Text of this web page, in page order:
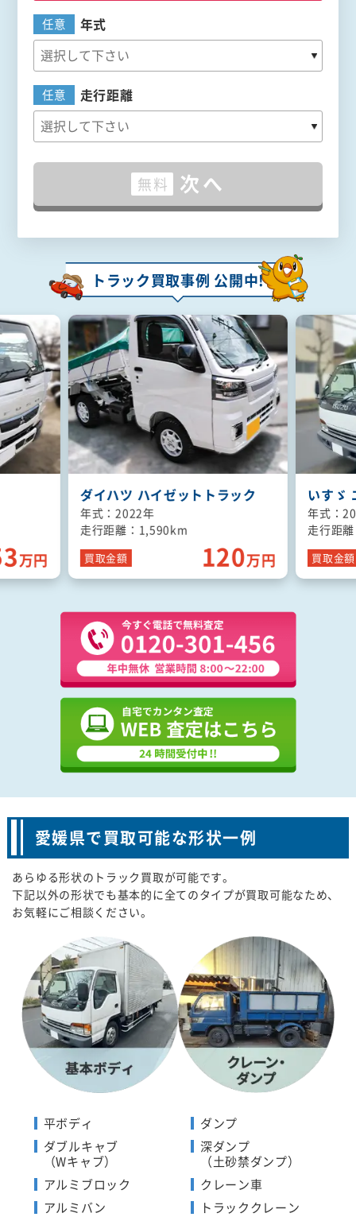
任意 年式
任意 走行距離
無料 次へ
トラック買取事例 公開中!
万円
ダイハツ ハイゼットトラック
年式：2022年
走行距離：1,590km
買取金額 120万円
いすゞ
年式：
走行距
買取金額
愛媛県で買取可能な形状一例
あらゆる形状のトラック買取が可能です。
下記以外の形状でも基本的に全てのタイプが買取可能なため、
お気軽にご相談ください。
平ボディ
ダブルキャブ
（Wキャブ）
アルミブロック
アルミバン
ダンプ
深ダンプ
（土砂禁ダンプ）
クレーン車
トラッククレーン